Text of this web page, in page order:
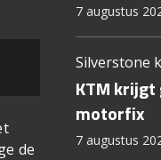
de
7 augustus
Silverstone
KTM
motorfix
7 augustus